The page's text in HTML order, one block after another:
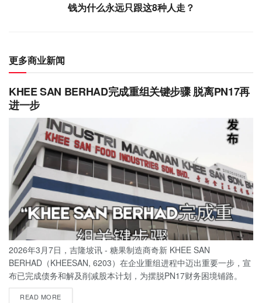
钱为什么永远只跟这8种人走？
更多商业新闻
KHEE SAN BERHAD完成重组关键步骤 脱离PN17再
进一步
2026年3月7日，吉隆坡讯 - 糖果制造商奇新 KHEE SAN
BERHAD（KHEESAN, 6203）在企业重组进程中迈出重要一步，宣
布已完成债务和解及削减股本计划，为摆脱PN17财务困境铺路。
READ MORE